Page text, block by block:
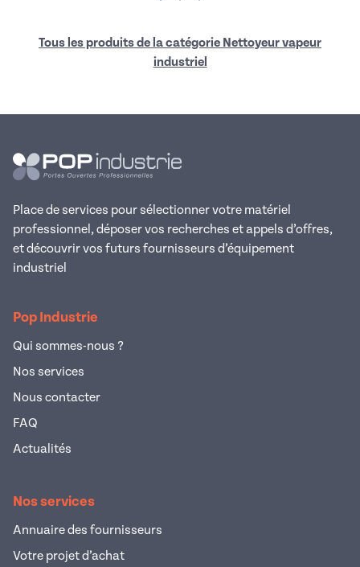
Tous les produits de la catégorie Nettoyeur vapeur
industriel
Place de services pour sélectionner votre matériel
professionnel, déposer vos recherches et appels d’offres,
et découvrir vos futurs fournisseurs d’équipement
industriel
Pop Industrie
Qui sommes-nous ?
Nos services
Nous contacter
FAQ
Actualités
Nos services
Annuaire des fournisseurs
Votre projet d’achat